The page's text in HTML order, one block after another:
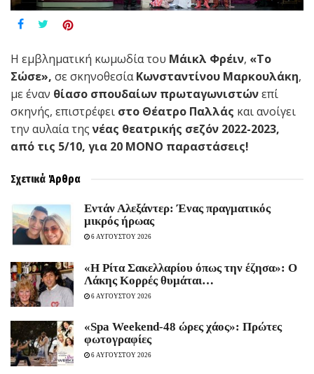
H εμβληματική κωμωδία του Μάικλ Φρέιν, «Το
Σώσε», σε σκηνοθεσίαΚωνσταντίνου Μαρκουλάκη,
με έναν θίασο σπουδαίων πρωταγωνιστώνεπί
σκηνής, επιστρέφει στο Θέατρο Παλλάς και ανοίγει
την αυλαία τηςνέας θεατρικής σεζόν 2022-2023,
από τις 5/10, για 20 ΜΟΝΟ παραστάσεις!
Σχετικά Άρθρα
Εντάν Αλεξάντερ: Ένας πραγματικός
μικρός ήρωας
6 ΑΥΓΟΥΣΤΟΥ 2026
«Η Ρίτα Σακελλαρίου όπως την έζησα»: Ο
Λάκης Κορρές θυμάται…
6 ΑΥΓΟΥΣΤΟΥ 2026
«Spa Weekend-48 ώρες χάος»: Πρώτες
φωτογραφίες
6 ΑΥΓΟΥΣΤΟΥ 2026